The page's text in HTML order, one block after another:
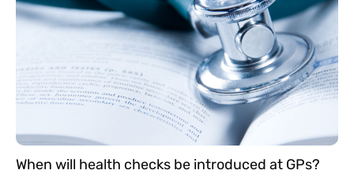
When will health checks be introduced at GPs?